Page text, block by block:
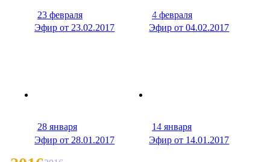
23 февраля
31 мин
Эфир от 23.02.2017
4 февраля
Эфир от 04.02.2017
28 января
39 мин
Эфир от 28.01.2017
14 января
Эфир от 14.01.2017